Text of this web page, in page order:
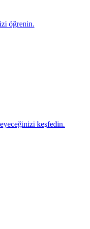
öğrenin.
keşfedin.